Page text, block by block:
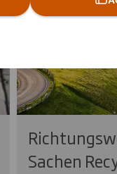
Sachen